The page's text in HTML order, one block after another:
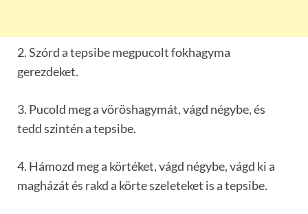
2. Szórd a tepsibe megpucolt fokhagyma
gerezdeket.
3. Pucold meg a vöröshagymát, vágd négybe, és
tedd szintén a tepsibe.
4. Hámozd meg a körtéket, vágd négybe, vágd ki a
magházát és rakd a körte szeleteket is a tepsibe.